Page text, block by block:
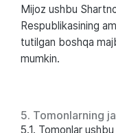
Mijoz ushbu
Respublikasining
tutilgan boshqa
mumkin.
5. Tomonlarning
5.1. Tomonlar